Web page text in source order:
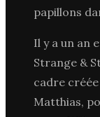
papillons
Il y a un an
Strange &
cadre
Matthias,